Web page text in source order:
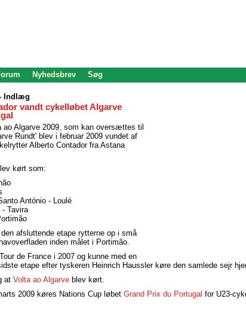
Nyhedsbrev Søg
Indlæg
vandt cykelløbet Algarve
ao Algarve 2009, som kan oversættes til
Rundt' blev i februar 2009 vundet af
Alberto Contador fra Astana
kørt som:
António - Loulé
Tavira
afsluttende etape rytterne op i små
inden målet i Portimão.
de France i 2007 og kunne med en
etape efter tyskeren Heinrich Haussler køre den samlede sejr
at Volta ao Algarve blev kørt.
2009 køres Nations Cup løbet Grand Prix du Portugal for U23-